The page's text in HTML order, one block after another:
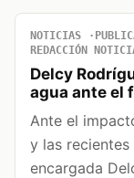
NOTICIAS
REDACCIÓN
Delcy
agua ante el
Ante el
y las
encargada